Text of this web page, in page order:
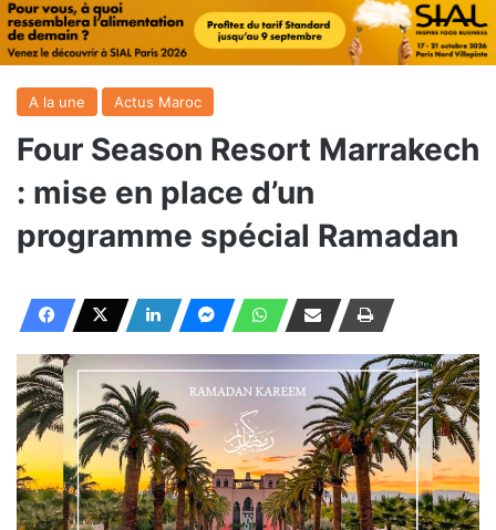
A la une Actus Maroc
Four Season Resort Marrakech
: mise en place d’un
programme spécial Ramadan